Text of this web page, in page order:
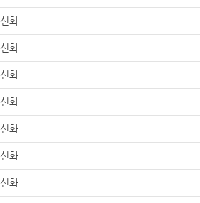
신화
신화
신화
신화
신화
신화
신화